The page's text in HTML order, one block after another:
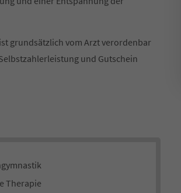
grundsätzlich vom Arzt verordenbar
und Gutschein
Therapie